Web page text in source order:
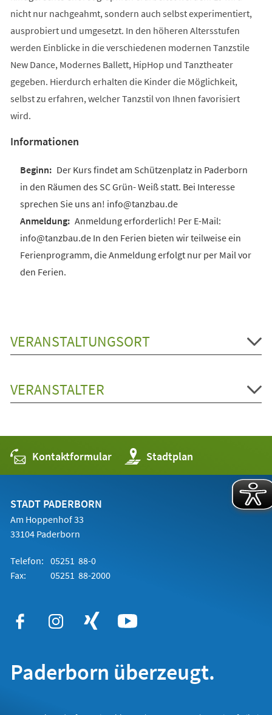
nicht nur nachgeahmt, sondern auch selbst experimentiert,
ausprobiert und umgesetzt. In den höheren Altersstufen
werden Einblicke in die verschiedenen modernen Tanzstile
New Dance, Modernes Ballett, HipHop und Tanztheater
gegeben. Hierdurch erhalten die Kinder die Möglichkeit,
selbst zu erfahren, welcher Tanzstil von Ihnen favorisiert
wird.
Informationen
Der Kurs findet am Schützenplatz in Paderborn
in den Räumen des SC Grün- Weiß statt. Bei Interesse
sprechen Sie uns an! info@tanzbau.de
Anmeldung erforderlich! Per E-Mail:
info@tanzbau.de In den Ferien bieten wir teilweise ein
Ferienprogramm, die Anmeldung erfolgt nur per Mail vor
den Ferien.
VERANSTALTUNGSORT
VERANSTALTER
Kontaktformular Stadtplan
(Öffnet
in
einem
STADT PADERBORN
Am Hoppenhof 33
33104 Paderborn
Telefon: 05251 88-0
Fax:
05251 88-2000
Paderborn überzeugt.